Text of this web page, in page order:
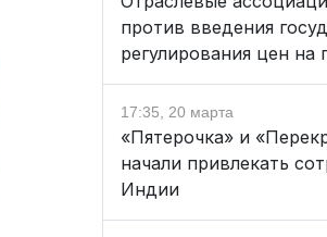
против введения
регулирования цен на
17:35, 20 марта
«Пятерочка» и
начали привлекать
Индии